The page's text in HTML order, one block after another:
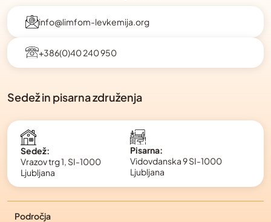
info@limfom-levkemija.org
+386(0)40 240 950
Sedež in pisarna združenja
Sedež:
Vrazov trg 1, SI-1000
Ljubljana
Pisarna:
Vidovdanska 9 SI-1000
Ljubljana
Področja